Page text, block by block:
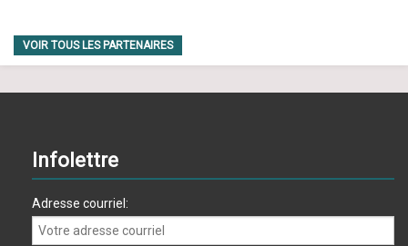
VOIR TOUS LES PARTENAIRES
Infolettre
Adresse courriel: